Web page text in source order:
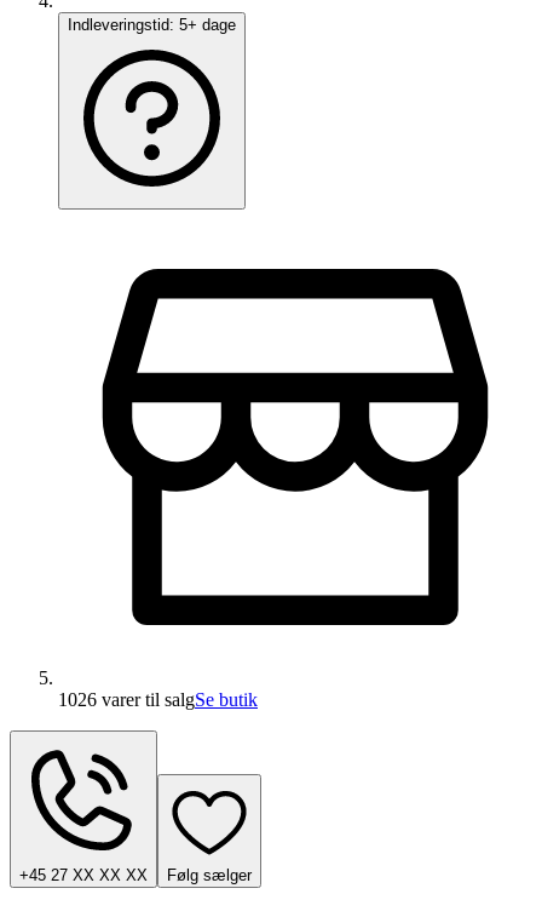
Indleveringstid: 5+ dage
1026 varertil salgSe butik
+45 27 XX XX XX Følg sælger